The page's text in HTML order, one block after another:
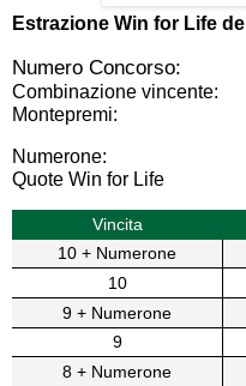
Estrazione Win for Life del
Numero Concorso:
Combinazione vincente:
Montepremi:
Numerone:
Quote Win for Life
Vincita
10 + Numerone
10
9 + Numerone
9
8 + Numerone